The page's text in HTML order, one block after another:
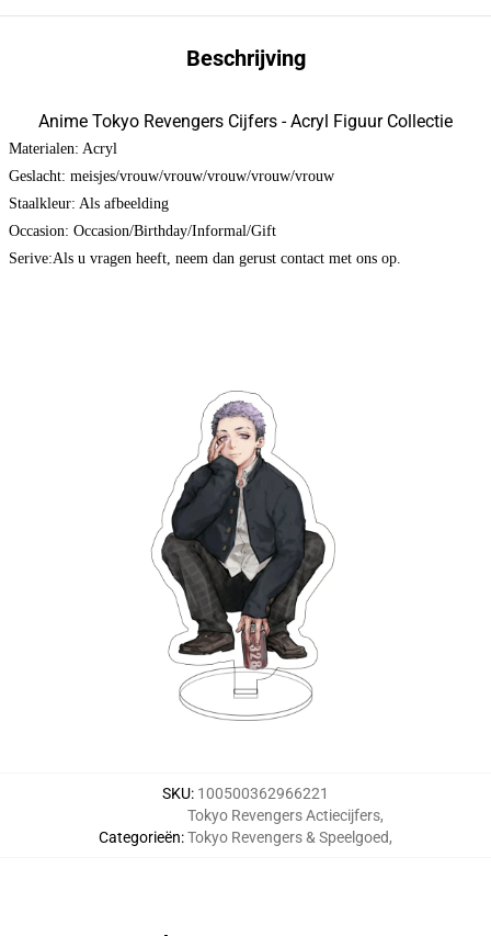
Beschrijving
Anime Tokyo Revengers Cijfers - Acryl Figuur Collectie
Materialen: Acryl
Geslacht: meisjes/vrouw/vrouw/vrouw/vrouw/vrouw
Staalkleur: Als afbeelding
Occasion: Occasion/Birthday/Informal/Gift
Serive:Als u vragen heeft, neem dan gerust contact met ons op.
SKU: 100500362966221
Categorieën:
Tokyo Revengers Actiecijfers,
Tokyo Revengers & Speelgoed,